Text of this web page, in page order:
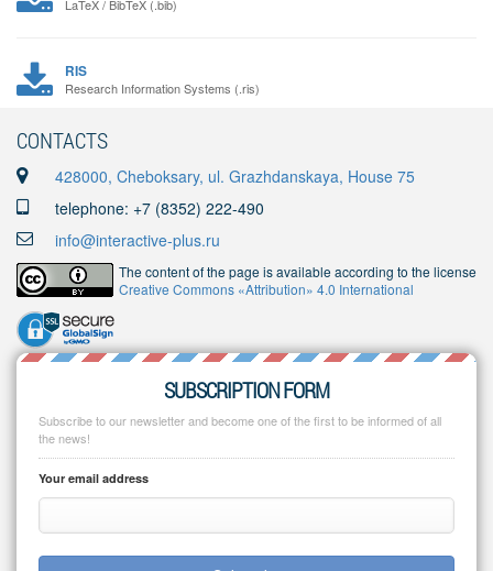
LaTeX / BibTeX (.bib)
RIS
Research Information Systems (.ris)
CONTACTS
428000, Cheboksary, ul. Grazhdanskaya, House 75
telephone: +7 (8352) 222-490
info@interactive-plus.ru
The content of the page is available according to the license
Creative Commons «Attribution» 4.0 International
SUBSCRIPTION FORM
Subscribe to our newsletter and become one of the first to be informed of all
the news!
Your email address